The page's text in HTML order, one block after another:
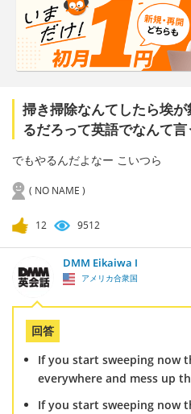
掃き掃除なんてしたら埃
るだろって英語でなんて言
でもやるんだよなー こいつら
( NO NAME )
12 9512
DMM Eikaiwa I
アメリカ合衆国
回答
If you start sweeping now
everywhere and mess up
If you start sweeping now